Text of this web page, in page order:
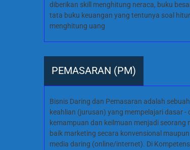
diberikan skill menghitung neraca, buku
tata buku keuangan yang tentunya soal
menghitung uang
PEMASARAN (PM)
Bisnis Daring dan Pemasaran adalah
keahlian (jurusan) yang mempelajari dasar -
kemampuan dan keilmuan menjadi seorang
baik marketing secara konvensional
media daring (online/internet). Di